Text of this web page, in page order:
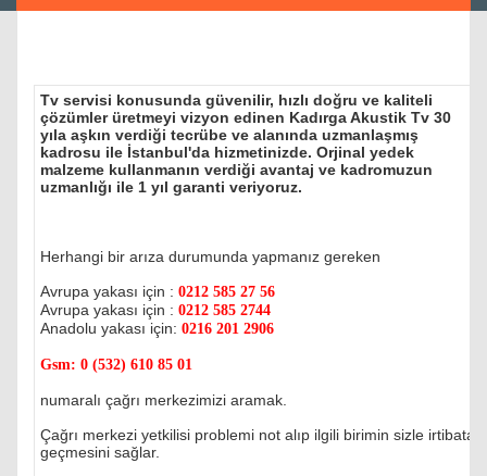
Tv servisi konusunda güvenilir, hızlı doğru ve kaliteli
çözümler üretmeyi vizyon edinen Kadırga Akustik Tv 30
yıla aşkın verdiği tecrübe ve alanında uzmanlaşmış
kadrosu ile İstanbul'da hizmetinizde. Orjinal yedek
malzeme kullanmanın verdiği avantaj ve kadromuzun
uzmanlığı ile 1 yıl garanti veriyoruz.
Herhangi bir arıza durumunda yapmanız gereken
Avrupa yakası için : 0212 585 27 56
Avrupa yakası için : 0212 585 2744
Anadolu yakası için: 0216 201 2906
Gsm: 0 (532) 610 85 01
numaralı çağrı merkezimizi aramak.
Çağrı merkezi yetkilisi problemi not alıp ilgili birimin sizle irtibata
geçmesini sağlar.